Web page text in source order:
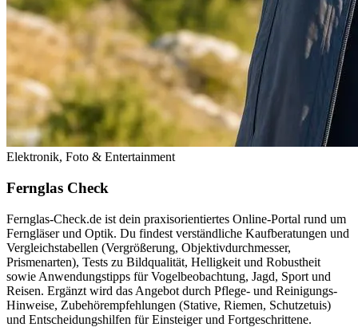
Elektronik, Foto & Entertainment
Fernglas Check
Fernglas-Check.de ist dein praxisorientiertes Online-Portal rund um
Ferngläser und Optik. Du findest verständliche Kaufberatungen und
Vergleichstabellen (Vergrößerung, Objektivdurchmesser,
Prismenarten), Tests zu Bildqualität, Helligkeit und Robustheit
sowie Anwendungstipps für Vogelbeobachtung, Jagd, Sport und
Reisen. Ergänzt wird das Angebot durch Pflege- und Reinigungs-
Hinweise, Zubehörempfehlungen (Stative, Riemen, Schutzetuis)
und Entscheidungshilfen für Einsteiger und Fortgeschrittene.